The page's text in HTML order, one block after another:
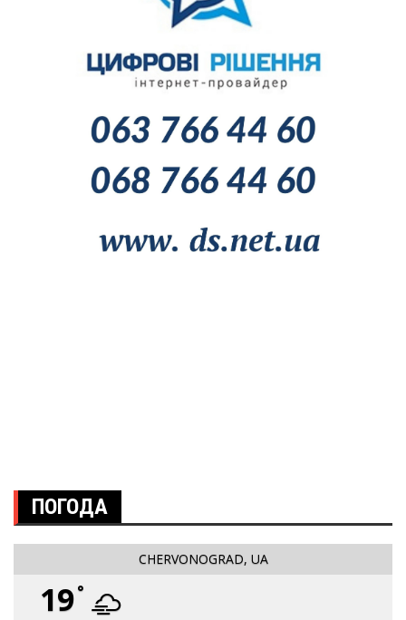
ПОГОДА
CHERVONOGRAD, UA
19°